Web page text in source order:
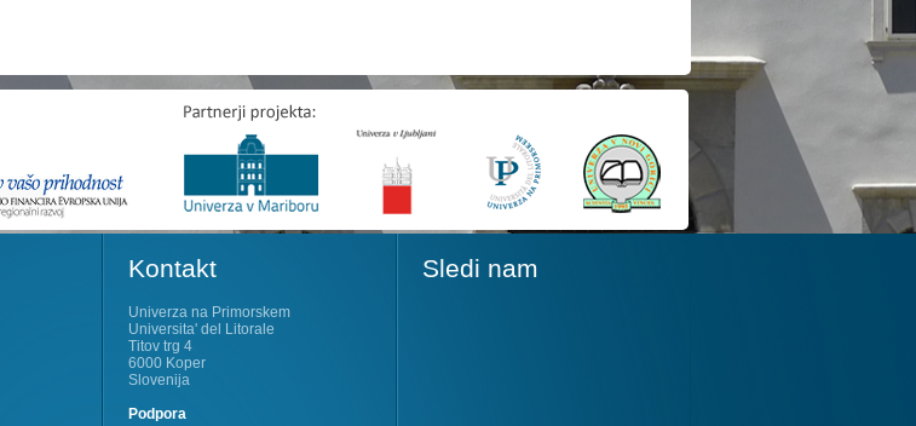
Kontakt
Univerza na Primorskem
Universita' del Litorale
Titov trg 4
6000 Koper
Slovenija
Podpora
Sledi nam